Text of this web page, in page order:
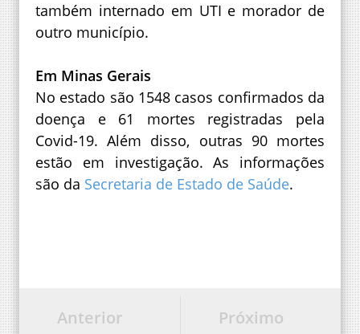
também internado em UTI e morador de
outro município.
Em Minas Gerais
No estado são 1548 casos confirmados da
doença e 61 mortes registradas pela
Covid-19. Além disso, outras 90 mortes
estão em investigação. As informações
são da Secretaria de Estado de Saúde.
Próximo
Anterior